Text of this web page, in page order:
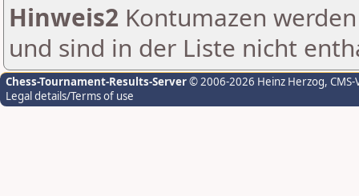
Hinweis2 Kontumazen
und sind in der Liste nicht
Chess-Tournament-Results-Server© 2006-2026 Heinz Herzog,
Legal details/Terms of use